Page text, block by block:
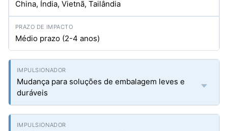
China, Índia, Vietnã, Tailândia
Médio prazo (2-4 anos)
Mudança para soluções de embalagem leves e
duráveis